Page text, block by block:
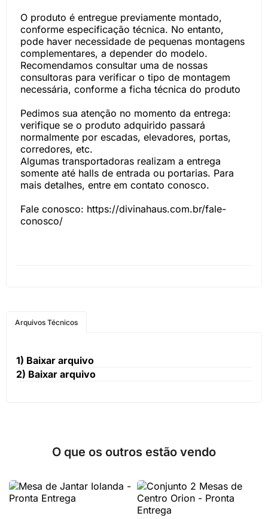
O produto é entregue previamente montado,
conforme especificação técnica. No entanto,
pode haver necessidade de pequenas montagens
complementares, a depender do modelo.
Recomendamos consultar uma de nossas
consultoras para verificar o tipo de montagem
necessária, conforme a ficha técnica do produto
Pedimos sua atenção no momento da entrega:
verifique se o produto adquirido passará
normalmente por escadas, elevadores, portas,
corredores, etc.
Algumas transportadoras realizam a entrega
somente até halls de entrada ou portarias. Para
mais detalhes, entre em contato conosco.
Fale conosco: https://divinahaus.com.br/fale-
conosco/
Arquivos Técnicos
1) Baixar arquivo
2) Baixar arquivo
O que os outros estão vendo